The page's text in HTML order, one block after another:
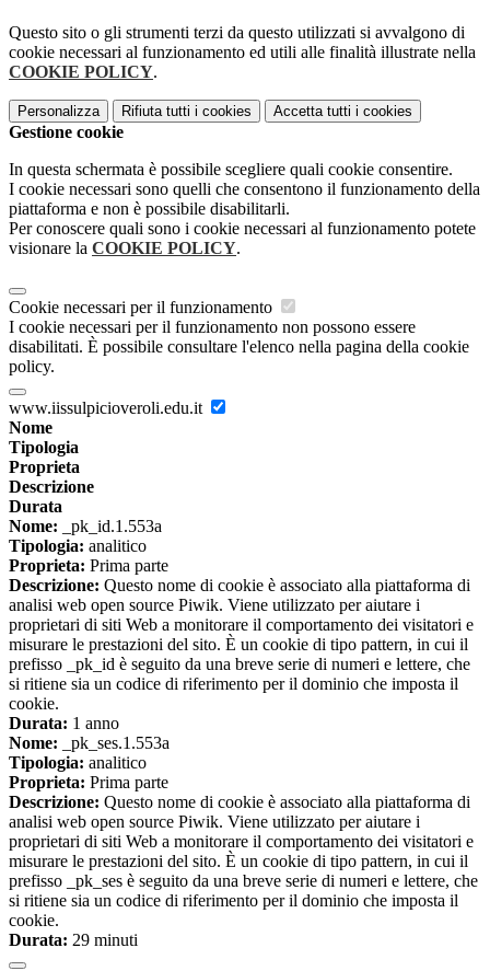
Questo sito o gli strumenti terzi da questo utilizzati si avvalgono di
cookie necessari al funzionamento ed utili alle finalità illustrate nella
COOKIE POLICY.
Personalizza Rifiuta tutti i cookies Accetta tutti i cookies
Gestione cookie
In questa schermata è possibile scegliere quali cookie consentire.
I cookie necessari sono quelli che consentono il funzionamento della
piattaforma e non è possibile disabilitarli.
Per conoscere quali sono i cookie necessari al funzionamento potete
visionare la COOKIE POLICY.
Cookie necessari per il funzionamento
I cookie necessari per il funzionamento non possono essere
disabilitati. È possibile consultare l'elenco nella pagina della cookie
policy.
www.iissulpicioveroli.edu.it
Nome
Tipologia
Proprieta
Descrizione
Durata
Nome: _pk_id.1.553a
Tipologia: analitico
Proprieta: Prima parte
Descrizione: Questo nome di cookie è associato alla piattaforma di
analisi web open source Piwik. Viene utilizzato per aiutare i
proprietari di siti Web a monitorare il comportamento dei visitatori e
misurare le prestazioni del sito. È un cookie di tipo pattern, in cui il
prefisso _pk_id è seguito da una breve serie di numeri e lettere, che
si ritiene sia un codice di riferimento per il dominio che imposta il
cookie.
Durata: 1 anno
Nome: _pk_ses.1.553a
Tipologia: analitico
Proprieta: Prima parte
Descrizione: Questo nome di cookie è associato alla piattaforma di
analisi web open source Piwik. Viene utilizzato per aiutare i
proprietari di siti Web a monitorare il comportamento dei visitatori e
misurare le prestazioni del sito. È un cookie di tipo pattern, in cui il
prefisso _pk_ses è seguito da una breve serie di numeri e lettere, che
si ritiene sia un codice di riferimento per il dominio che imposta il
cookie.
Durata: 29 minuti